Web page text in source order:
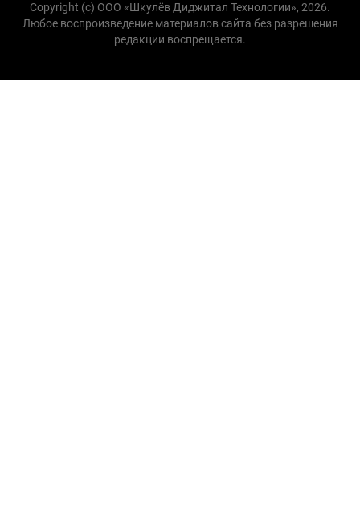
Copyright (с) ООО «Шкулёв Диджитал Технологии», 2026.
Любое воспроизведение материалов сайта без разрешения
редакции воспрещается.